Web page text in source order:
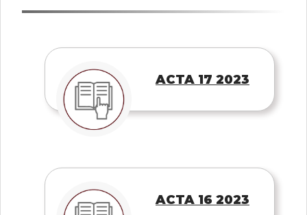
ACTA 17 2023
ACTA 16 2023